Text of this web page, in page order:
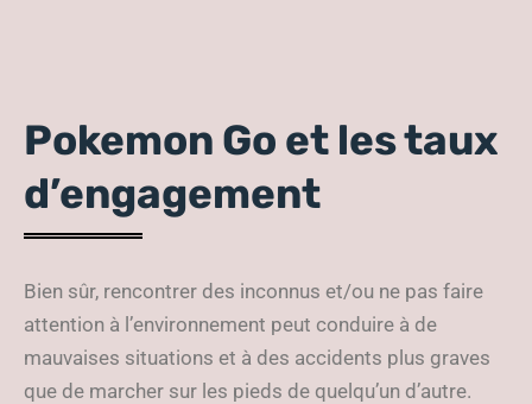
Pokemon Go et les taux
d’engagement
Bien sûr, rencontrer des inconnus et/ou ne pas faire
attention à l’environnement peut conduire à de
mauvaises situations et à des accidents plus graves
que de marcher sur les pieds de quelqu’un d’autre.